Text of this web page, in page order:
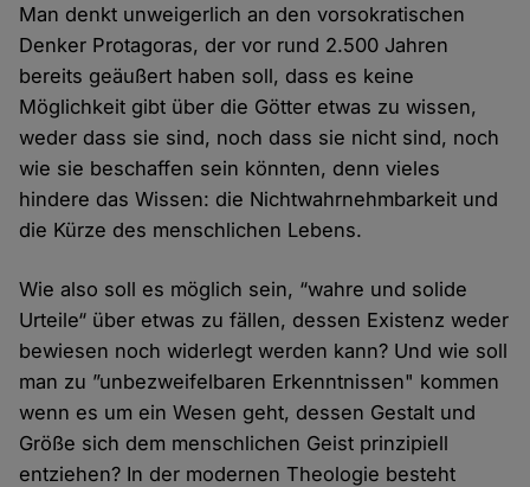
Man denkt unweigerlich an den vorsokratischen
Denker Protagoras, der vor rund 2.500 Jahren
bereits geäußert haben soll, dass es keine
Möglichkeit gibt über die Götter etwas zu wissen,
weder dass sie sind, noch dass sie nicht sind, noch
wie sie beschaffen sein könnten, denn vieles
hindere das Wissen: die Nichtwahrnehmbarkeit und
die Kürze des menschlichen Lebens.
Wie also soll es möglich sein, “wahre und solide
Urteile“ über etwas zu fällen, dessen Existenz weder
bewiesen noch widerlegt werden kann? Und wie soll
man zu ”unbezweifelbaren Erkenntnissen" kommen
wenn es um ein Wesen geht, dessen Gestalt und
Größe sich dem menschlichen Geist prinzipiell
entziehen? In der modernen Theologie besteht